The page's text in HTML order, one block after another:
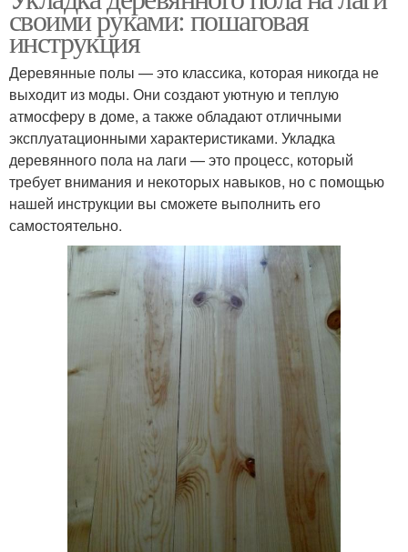
своими руками: пошаговая
инструкция
Деревянные полы — это классика, которая никогда не
выходит из моды. Они создают уютную и теплую
атмосферу в доме, а также обладают отличными
эксплуатационными характеристиками. Укладка
деревянного пола на лаги — это процесс, который
требует внимания и некоторых навыков, но с помощью
нашей инструкции вы сможете выполнить его
самостоятельно.